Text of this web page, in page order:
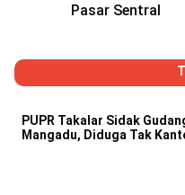
Pasar Sentral
PUPR Takalar Sidak
Mangadu, Diduga Tak